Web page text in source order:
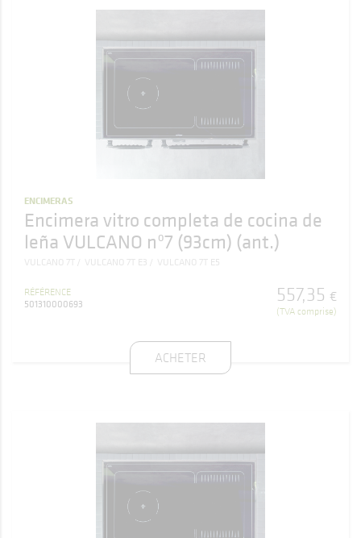
ENCIMERAS
Encimera vitro completa de cocina de
leña VULCANO nº7 (93cm) (ant.)
VULCANO 7T VULCANO 7T E3 VULCANO 7T E5
RÉFÉRENCE
501310000693
557,35 €
(TVA comprise)
ACHETER